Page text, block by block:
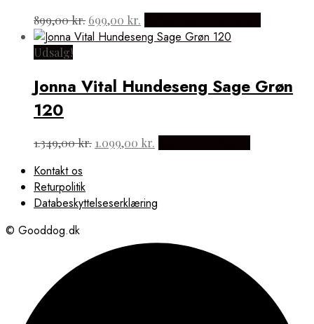
899,00kr. Den
oprindelige
899,00 kr..
699,00 kr.
aktuelle
pris
699,00 kr..
Udsalg!
Jonna Vital Hundeseng Sage Grøn
120
1.349,00kr. Den
1.349,00 kr..
1.099,00 kr.
1.099,00 kr..
Kontakt os
Returpolitik
Databeskyttelseserklæring
© Gooddog.dk